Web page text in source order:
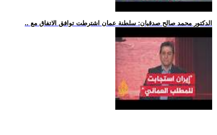
.. الدكتور محمد صالح صدقيان: سلطنة عمان اشترطت توافق الاتفاق مع